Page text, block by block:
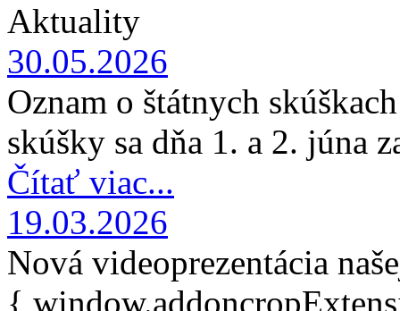
Aktuality
30.05.2026
Oznam o štátnych
skúšky sa dňa 1. a 2. júna
Čítať viac...
19.03.2026
Nová videoprezentácia
{